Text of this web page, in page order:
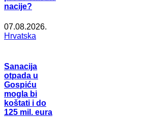
nacije?
07.08.2026.
Hrvatska
Sanacija
otpada u
Gospiću
mogla bi
koštati i do
125 mil. eura